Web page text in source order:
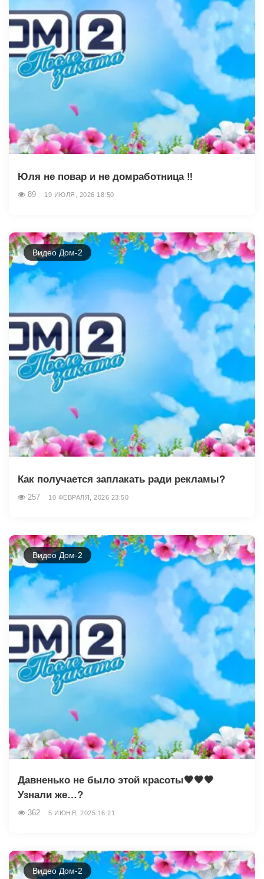
Юля не повар и не домработница ‼️
89 19 ИЮЛЯ, 2026 18:50
Видео Дом-2
Как получается заплакать ради рекламы?
257 10 ФЕВРАЛЯ, 2026 23:50
Видео Дом-2
Давненько не было этой красоты🖤🖤🖤
Узнали же…?
362 5 ИЮНЯ, 2025 16:21
Видео Дом-2